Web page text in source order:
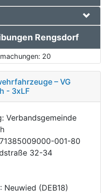
Rengsdorf
20
– VG
- 3xLF
Verbandsgemeinde
001-80
32-34
Neuwied (DEB18)